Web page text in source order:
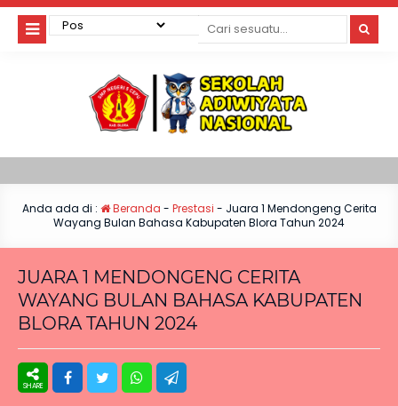
Anda ada di : Beranda - Prestasi - Juara 1 Mendongeng Cerita
Wayang Bulan Bahasa Kabupaten Blora Tahun 2024
JUARA 1 MENDONGENG CERITA
WAYANG BULAN BAHASA KABUPATEN
BLORA TAHUN 2024